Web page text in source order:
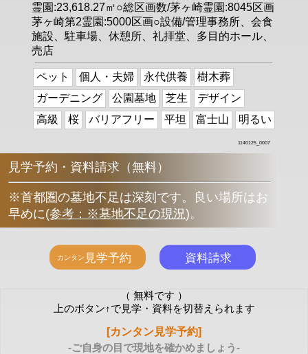
霊園:23,618.27㎡○総区画数/茅ヶ崎霊園:8045区画
茅ヶ崎第2霊園:5000区画○設備/管理事務所、会食
施設、駐車場、休憩所、礼拝堂、多目的ホール、
売店
ペット 個人・夫婦 永代供養
樹木葬
ガーデニング
公園墓地 芝生
デザイン
高級
桜 バリアフリー 平坦 富士山 明るい
1140125_0007
見学予約・資料請求（無料）
※首都圏の墓地不足は深刻です。良い場所はお
早めに(参考：※墓地不足の現況)。
（ 無料です ）
上のボタン↑で見学・資料を切替えられます
[カンタン見学予約]
-ご自身の目で現地を確かめましょう-